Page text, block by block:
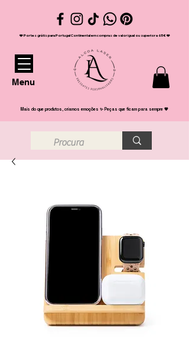
❤️ Portes grátis para Portugal Continental em compras de valor igual ou superior a 65€ ❤️
Menu
Mais do que produtos, criamos emoções ✨ Peças que ficam para sempre 💖